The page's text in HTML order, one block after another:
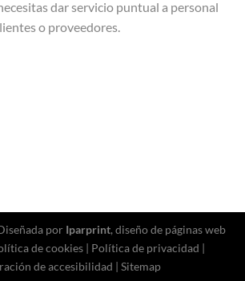
dar servicio puntual a personal
o proveedores.
por Iparprint, diseño de páginas web
de cookies| Política de privacidad |
de accesibilidad | Sitemap